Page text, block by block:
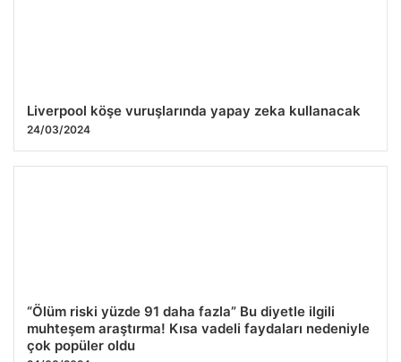
Liverpool köşe vuruşlarında yapay zeka kullanacak
24/03/2024
“Ölüm riski yüzde 91 daha fazla” Bu diyetle ilgili
muhteşem araştırma! Kısa vadeli faydaları nedeniyle
çok popüler oldu